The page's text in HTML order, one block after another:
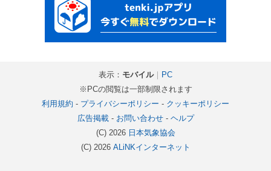
表示： モバイル｜ PC
※PCの閲覧は一部制限されます
利用規約 - プライバシーポリシー - クッキーポリシー
広告掲載- お問い合わせ- ヘルプ
(C) 2026 日本気象協会
(C) 2026 ALiNKインターネット